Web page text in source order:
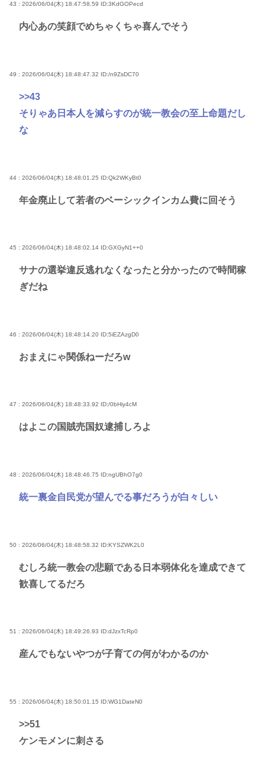
43 : 2026/06/04(木) 18:47:58.59 ID:3KdGOPecd
内心あの笑顔でめちゃくちゃ喜んでそう
49 : 2026/06/04(木) 18:48:47.32 ID:/n9ZsDC70
>>43
そりゃあ日本人を減らすのが統一教会の至上命題だし
な
44 : 2026/06/04(木) 18:48:01.25 ID:Qk2WKyBt0
年金廃止して若者のベーシックインカム費に回そう
45 : 2026/06/04(木) 18:48:02.14 ID:GXGyN1++0
サナの選挙違反逃れなくなったと分かったので時間稼
ぎだね
46 : 2026/06/04(木) 18:48:14.20 ID:5iEZAzgD0
おまえにゃ関係ねーだろw
47 : 2026/06/04(木) 18:48:33.92 ID:/0bHiy4cM
はよこの国賊売国奴逮捕しろよ
48 : 2026/06/04(木) 18:48:46.75 ID:ngUBhO7g0
統一裏金自民党が望んでる事だろうが白々しい
50 : 2026/06/04(木) 18:48:58.32 ID:KYSZWK2L0
むしろ統一教会の悲願である日本弱体化を達成できて
歓喜してるだろ
51 : 2026/06/04(木) 18:49:26.93 ID:dJzxTcRp0
産んでもないやつが子育ての何がわかるのか
55 : 2026/06/04(木) 18:50:01.15 ID:WG1DateN0
>>51
ケンモメンに刺さる